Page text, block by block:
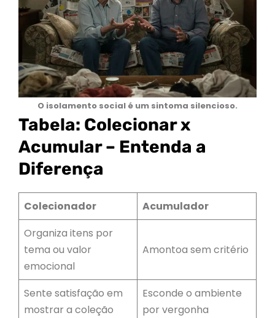
O isolamento social é um sintoma silencioso.
Tabela: Colecionar x
Acumular – Entenda a
Diferença
Colecionador
Acumulador
Organiza itens por
tema ou valor
emocional
Amontoa sem critério
Sente satisfação em
mostrar a coleção
Esconde o ambiente
por vergonha